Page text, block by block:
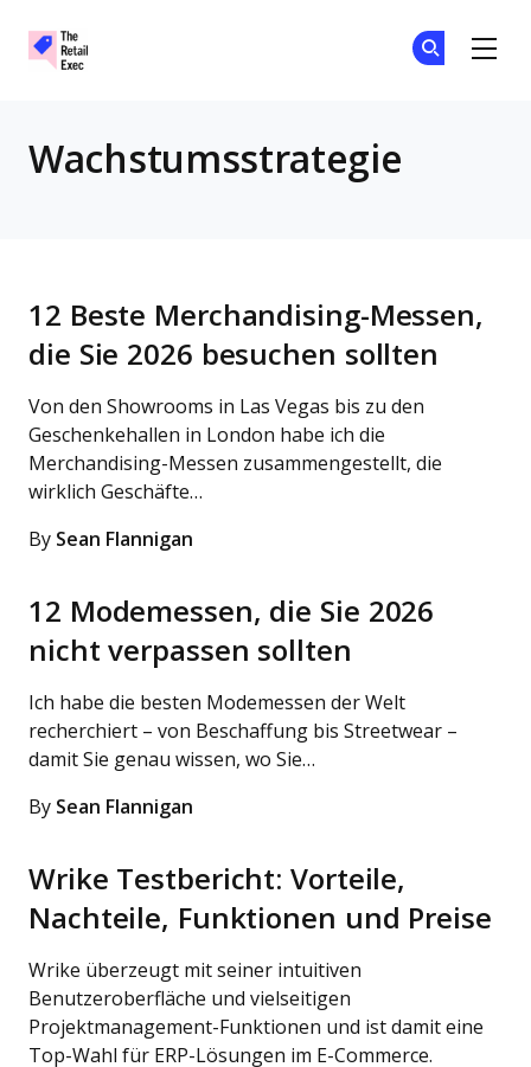
Wachstumsstrategie
12 Beste Merchandising-Messen,
die Sie 2026 besuchen sollten
Von den Showrooms in Las Vegas bis zu den
Geschenkehallen in London habe ich die
Merchandising-Messen zusammengestellt, die
wirklich Geschäfte…
By Sean Flannigan
12 Modemessen, die Sie 2026
nicht verpassen sollten
Ich habe die besten Modemessen der Welt
recherchiert – von Beschaffung bis Streetwear –
damit Sie genau wissen, wo Sie…
By Sean Flannigan
Wrike Testbericht: Vorteile,
Nachteile, Funktionen und Preise
Wrike überzeugt mit seiner intuitiven
Benutzeroberfläche und vielseitigen
Projektmanagement-Funktionen und ist damit eine
Top-Wahl für ERP-Lösungen im E-Commerce.